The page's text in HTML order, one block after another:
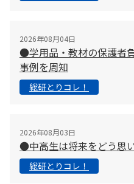
2026年08月04日
●学用品・教材の保護者
事例を周知
総研とりコレ！
2026年08月03日
●中高生は将来をどう思
総研とりコレ！